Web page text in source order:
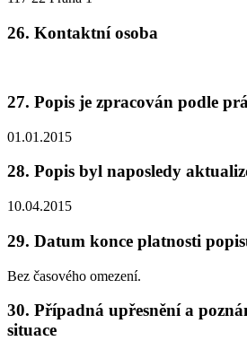
26. Kontaktní osoba
27. Popis je zpracován podle
01.01.2015
28. Popis byl naposledy
10.04.2015
29. Datum konce platnosti
Bez časového omezení.
30. Případná upřesnění a
situace